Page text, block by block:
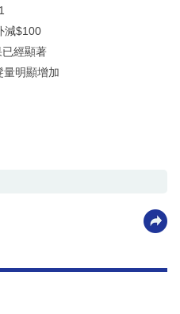
減$100
經顯著
量明顯增加